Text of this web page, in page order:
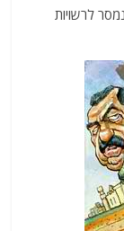
ונמסר לרשויות